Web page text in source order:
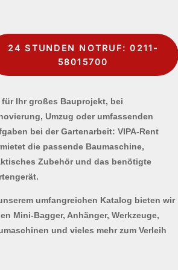
24 STUNDEN NOTRUF: 0211-
58015700
für Ihr großes Bauprojekt, bei
Umzug oder umfassenden
bei der Gartenarbeit: VIPA-Rent
die passende Baumaschine,
Zubehör und das benötigte
umfangreichen Katalog bieten wir
Mini-Bagger, Anhänger, Werkzeuge,
und vieles mehr zum Verleih